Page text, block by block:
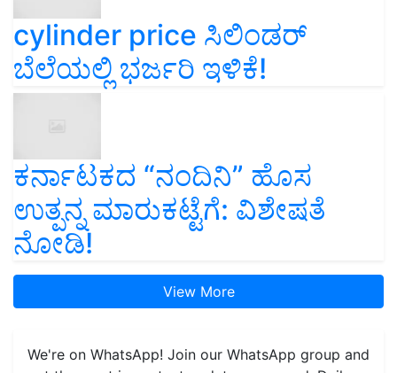
cylinder price ಸಿಲಿಂಡರ್‌
ಬೆಲೆಯಲ್ಲಿ ಭರ್ಜರಿ ಇಳಿಕೆ!
ಕರ್ನಾಟಕದ “ನಂದಿನಿ” ಹೊಸ
ಉತ್ಪನ್ನ ಮಾರುಕಟ್ಟೆಗೆ: ವಿಶೇಷತೆ
ನೋಡಿ!
View More
We're on WhatsApp! Join our WhatsApp group and